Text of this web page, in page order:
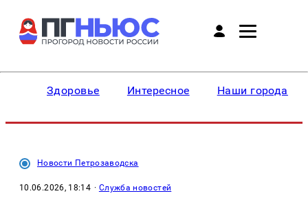
Здоровье Интересное Наши города
Новости Петрозаводска
10.06.2026, 18:14 · Служба новостей